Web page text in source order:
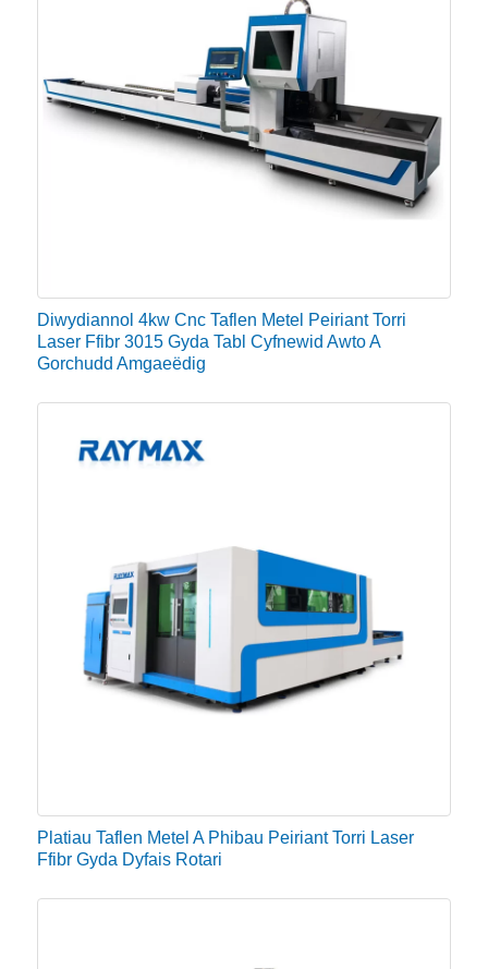
Diwydiannol 4kw Cnc Taflen Metel Peiriant Torri
Laser Ffibr 3015 Gyda Tabl Cyfnewid Awto A
Gorchudd Amgaeëdig
Platiau Taflen Metel A Phibau Peiriant Torri Laser
Ffibr Gyda Dyfais Rotari